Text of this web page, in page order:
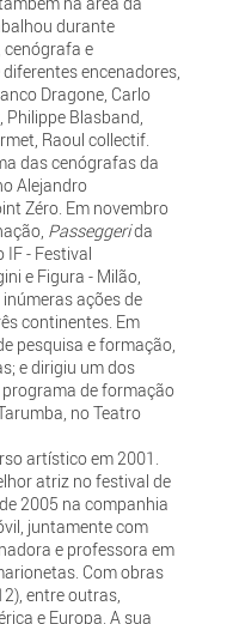
durante
e
encenadores,
Dragone, Carlo
Philippe Blasband,
Raoul collectif.
das cenógrafas da
Alejandro
Zéro. Em novembro
Passeggerida
- Festival
e Figura - Milão,
ações de
continentes. Em
pesquisa e formação,
e dirigiu um dos
de formação
no Teatro
artístico em 2001.
atriz no festival de
2005 na companhia
juntamente com
e professora em
Com obras
entre outras,
e Europa. A sua